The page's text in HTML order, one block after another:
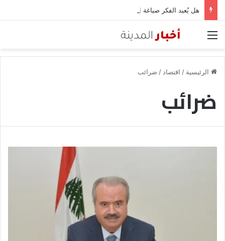
القائمة
الرئيسية / اقتصاد / ضرائب
ضرائب